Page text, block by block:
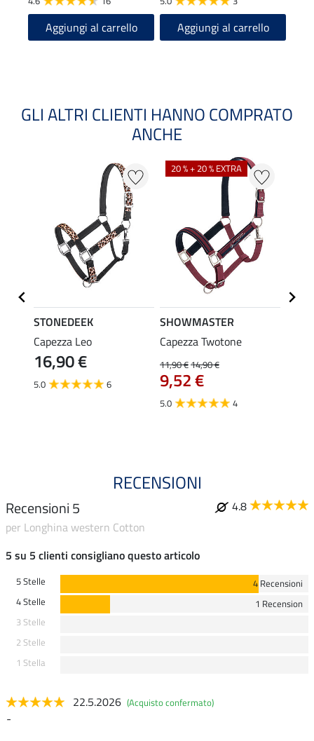
Aggiungi al carrello Aggiungi al carrello
GLI ALTRI CLIENTI HANNO COMPRATO
ANCHE
STONEDEEK
Capezza Leo
16,90 €
5.0 6
20 % + 20 % EXTRA
SHOWMASTER
Capezza Twotone
11,90 €14,90 €
9,52 €
5.0 4
RECENSIONI
Recensioni 5
4.8
per Longhina western Cotton
5 su 5 clienti consigliano questo articolo
5 Stelle
4 Recensioni
4 Stelle
1 Recension
3 Stelle
2 Stelle
1 Stella
22.5.2026 (Acquisto confermato)
-